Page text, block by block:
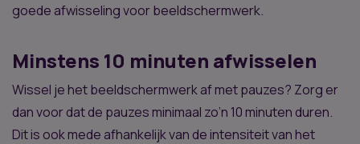
goede afwisseling voor beeldschermwerk.
Minstens 10 minuten afwisselen
Wissel je het beeldschermwerk af met pauzes? Zorg er
dan voor dat de pauzes minimaal zo’n 10 minuten duren.
Dit is ook mede afhankelijk van de intensiteit van het